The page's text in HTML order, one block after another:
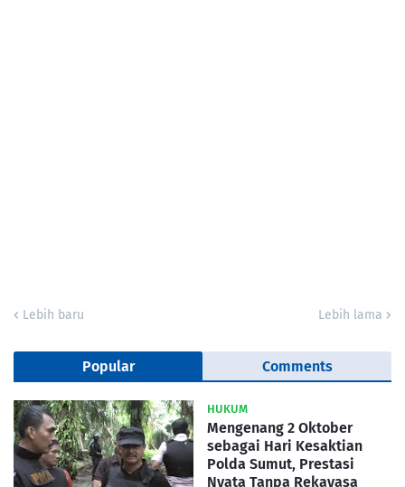
Lebih baru Lebih lama
Popular Comments
HUKUM
Mengenang 2 Oktober
sebagai Hari Kesaktian
Polda Sumut, Prestasi
Nyata Tanpa Rekayasa